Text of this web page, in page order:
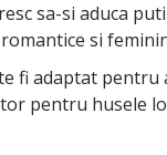
sa-si aduca
si
fi adaptat
pentru husele